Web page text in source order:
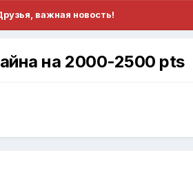
важная новость!
на 2000-2500 pts